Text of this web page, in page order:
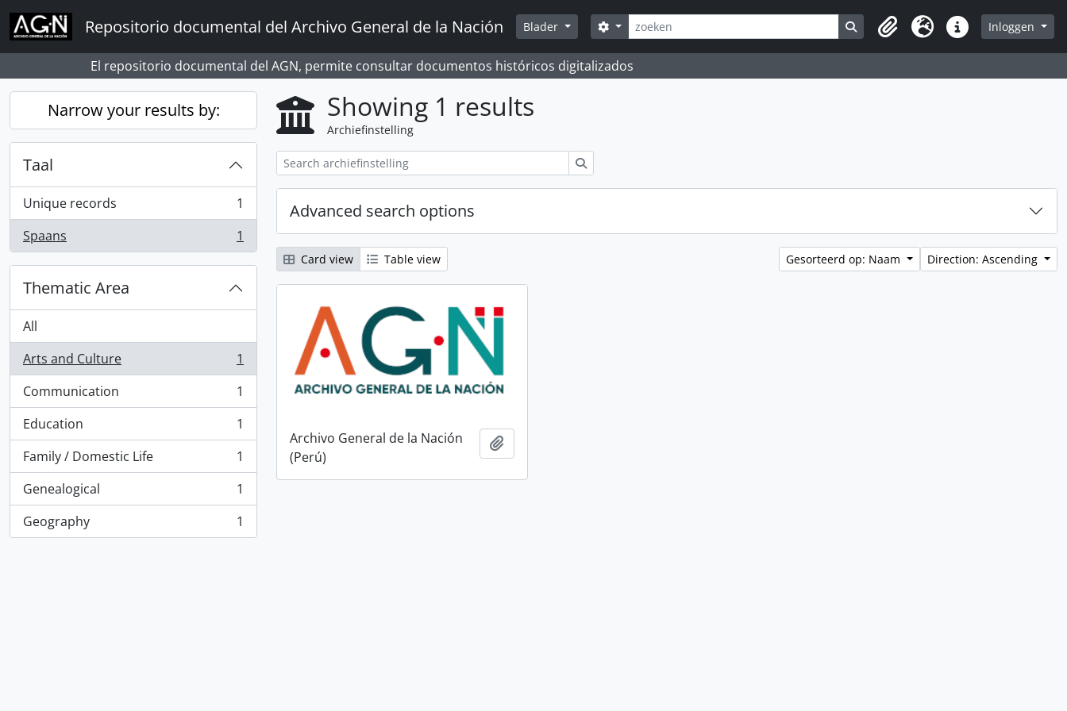
Skip to main content
Repositorio documental del Archivo General de la Nación Blader zoeken
Search options Search in browse page
Clipboard
Taal Quick linksInloggen
El repositorio documental del AGN, permite consultar documentos históricos digitalizados
Narrow your results by:
Taal
Unique records
, 1 results
1
Spaans
, 1 results 1
Thematic Area
All
Arts and Culture
, 1 results
1
Communication
, 1 results
1
Education
, 1 results
1
Family / Domestic Life
, 1 results
1
Genealogical
, 1 results
1
Geography
, 1 results 1
Showing 1 results
Archiefinstelling
Advanced search options
Card view Table view Gesorteerd op: Naam Direction: Ascending
Archivo General de la Nación
(Perú)